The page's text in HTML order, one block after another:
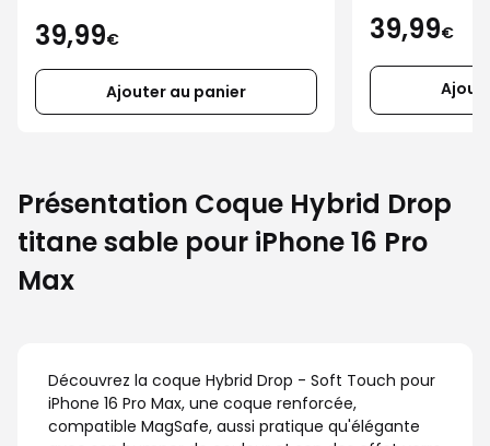
39,99€
Ajouter au panier
39,99€
Présentation Coque Hybrid Drop
titane sable pour iPhone 16 Pro
Max
Découvrez la coque Hybrid Drop - Soft Touch pour
iPhone 16 Pro Max, une coque renforcée,
compatible MagSafe, aussi pratique qu'élégante